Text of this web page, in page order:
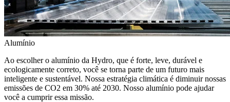
Alumínio
Ao escolher o alumínio da Hydro, que é forte, leve, durável e
ecologicamente correto, você se torna parte de um futuro mais
inteligente e sustentável. Nossa estratégia climática é diminuir nossas
emissões de CO2 em 30% até 2030. Nosso alumínio pode ajudar
você a cumprir essa missão.